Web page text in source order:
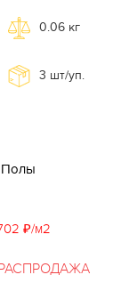
0.06 кг
3 шт/уп.
Полы
₽/м2